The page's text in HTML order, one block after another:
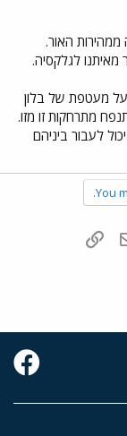
ממהירות האור.
מאיתנו לגלקסיה.
על מעטפת של בלון
לעבור ביניהם
You
דואר אלקטרוני